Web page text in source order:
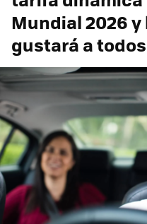
Mundial 2026
gustará a todos